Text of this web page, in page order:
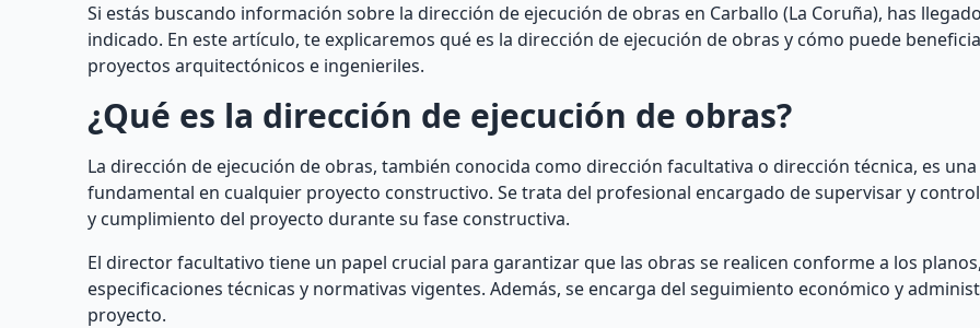
Si estás buscando información sobre la dirección de ejecución de obras en Carballo (La Coruña), has
indicado. En este artículo, te explicaremos qué es la dirección de ejecución de obras y cómo puede
proyectos arquitectónicos e ingenieriles.
¿Qué es la dirección de ejecución de obras?
La dirección de ejecución de obras, también conocida como dirección facultativa o dirección técnica, es
fundamental en cualquier proyecto constructivo. Se trata del profesional encargado de supervisar y
y cumplimiento del proyecto durante su fase constructiva.
El director facultativo tiene un papel crucial para garantizar que las obras se realicen conforme a los planos,
especificaciones técnicas y normativas vigentes. Además, se encarga del seguimiento económico y
proyecto.